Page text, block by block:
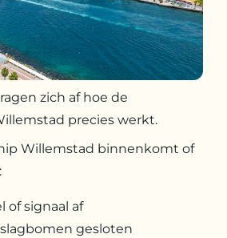
zich af hoe de
precies werkt.
Willemstad binnenkomt of
of signaal af
gesloten